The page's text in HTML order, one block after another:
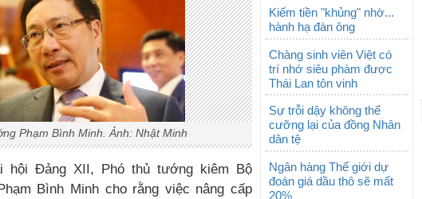
Phạm Bình Minh. Ảnh: Nhật Minh
hội Đảng XII, Phó thủ tướng kiêm Bộ
Bình Minh cho rằng việc nâng cấp
Kiếm tiền "khủng" nhờ...
hành hạ đàn ông
Chàng sinh viên Việt có
trí nhớ siêu phàm được
Thái Lan tôn vinh
Sự trỗi dậy không thể
cưỡng lại của đồng Nhân
dân tệ
Ngân hàng Thế giới dự
đoán giá dầu thô sẽ mất
20%